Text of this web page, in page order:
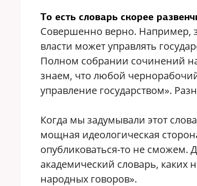
То есть словарь скорее
Совершенно верно. Например,
власти может управлять
Полном собрании сочинений
знаем, что любой
управление государством».
Когда мы задумывали этот
мощная идеологическая
опубликоваться-то не сможем.
академический словарь, каких
народных говоров».